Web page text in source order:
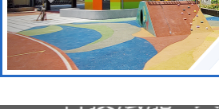
本館辦理
科技賦能─